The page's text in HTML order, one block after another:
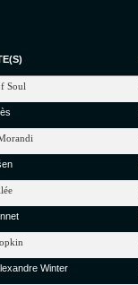
(S)
Soul
Winter